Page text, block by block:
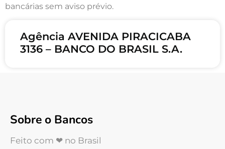
bancárias sem aviso prévio.
Agência AVENIDA PIRACICABA
3136 – BANCO DO BRASIL S.A.
Sobre o Bancos
Feito com ❤ no Brasil